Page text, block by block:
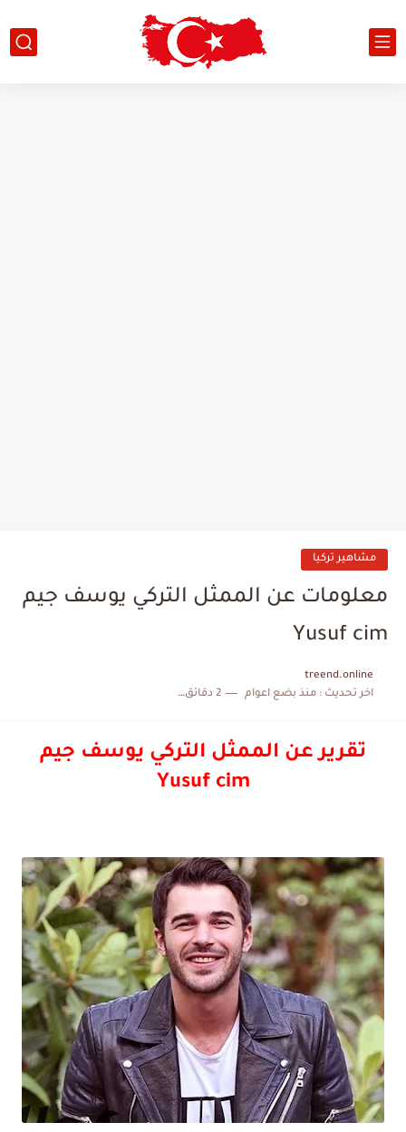
مشاهير تركيا
معلومات عن الممثل التركي يوسف جيم
Yusuf cim
treend.online
اخر تحديث :منذ بضع اعوام 2 دقائق للقراءة
تقرير عن الممثل التركي يوسف جيم
Yusuf cim